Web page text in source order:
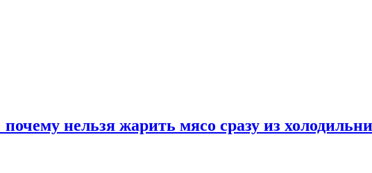
нельзя жарить мясо сразу из